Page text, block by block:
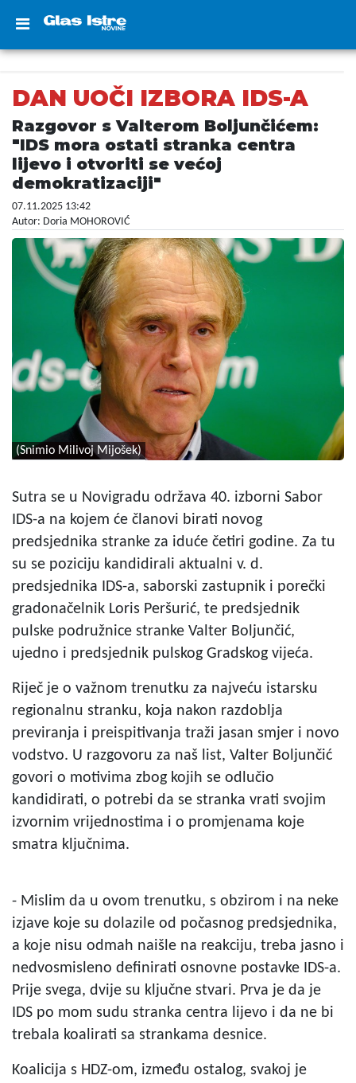
DAN UOČI IZBORA IDS-A
Razgovor s Valterom Boljunčićem:
"IDS mora ostati stranka centra
lijevo i otvoriti se većoj
demokratizaciji"
07.11.2025 13:42
Autor: Doria MOHOROVIĆ
(Snimio Milivoj Mijošek)
Sutra se u Novigradu održava 40. izborni Sabor
IDS-a na kojem će članovi birati novog
predsjednika stranke za iduće četiri godine. Za tu
su se poziciju kandidirali aktualni v. d.
predsjednika IDS-a, saborski zastupnik i porečki
gradonačelnik Loris Peršurić, te predsjednik
pulske podružnice stranke Valter Boljunčić,
ujedno i predsjednik pulskog Gradskog vijeća.
Riječ je o važnom trenutku za najveću istarsku
regionalnu stranku, koja nakon razdoblja
previranja i preispitivanja traži jasan smjer i novo
vodstvo. U razgovoru za naš list, Valter Boljunčić
govori o motivima zbog kojih se odlučio
kandidirati, o potrebi da se stranka vrati svojim
izvornim vrijednostima i o promjenama koje
smatra ključnima.
- Mislim da u ovom trenutku, s obzirom i na neke
izjave koje su dolazile od počasnog predsjednika,
a koje nisu odmah naišle na reakciju, treba jasno i
nedvosmisleno definirati osnovne postavke IDS-a.
Prije svega, dvije su ključne stvari. Prva je da je
IDS po mom sudu stranka centra lijevo i da ne bi
trebala koalirati sa strankama desnice.
Koalicija s HDZ-om, između ostalog, svakoj je